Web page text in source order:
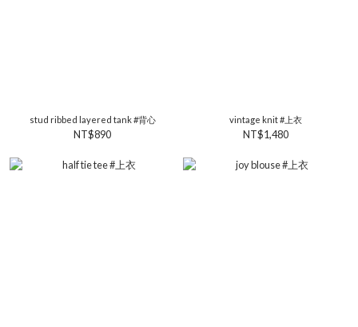
stud ribbed layered tank #背心
NT$890
vintage knit #上衣
NT$1,480